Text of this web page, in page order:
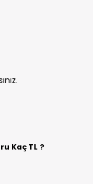
.
Kaç TL ?